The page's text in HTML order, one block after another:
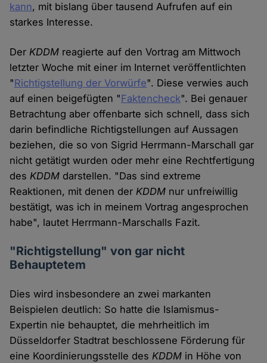
kann, mit bislang über tausend Aufrufen auf ein
starkes Interesse.
DerKDDM reagierte auf den Vortrag am Mittwoch
letzter Woche mit einer im Internet veröffentlichten
"Richtigstellung der Vorwürfe". Diese verwies auch
auf einen beigefügten "Faktencheck". Bei genauer
Betrachtung aber offenbarte sich schnell, dass sich
darin befindliche Richtigstellungen auf Aussagen
beziehen, die so von Sigrid Herrmann-Marschall gar
nicht getätigt wurden oder mehr eine Rechtfertigung
desKDDM darstellen. "Das sind extreme
Reaktionen, mit denen derKDDM nur unfreiwillig
bestätigt, was ich in meinem Vortrag angesprochen
habe", lautet Herrmann-Marschalls Fazit.
"Richtigstellung" von gar nicht
Behauptetem
Dies wird insbesondere an zwei markanten
Beispielen deutlich: So hatte die Islamismus-
Expertin nie behauptet, die mehrheitlich im
Düsseldorfer Stadtrat beschlossene Förderung für
eine Koordinierungsstelle desKDDM in Höhe von